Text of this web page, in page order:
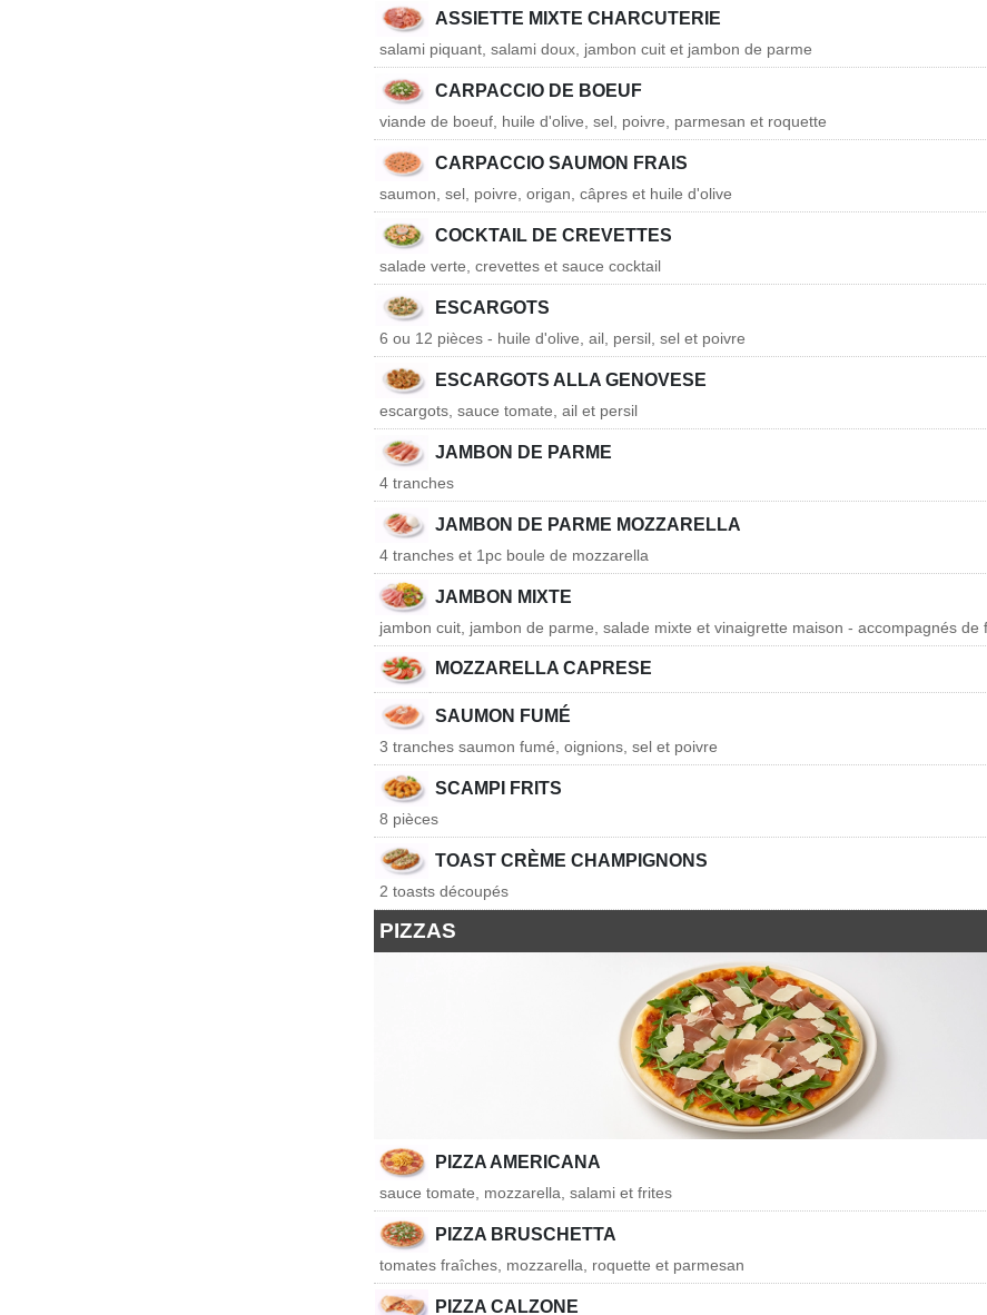
ASSIETTE MIXTE CHARCUTERIE
salami piquant, salami doux, jambon cuit et jambon de parme
CARPACCIO DE BOEUF
viande de boeuf, huile d'olive, sel, poivre, parmesan et roquette
CARPACCIO SAUMON FRAIS
saumon, sel, poivre, origan, câpres et huile d'olive
COCKTAIL DE CREVETTES
salade verte, crevettes et sauce cocktail
ESCARGOTS
6 ou 12 pièces - huile d'olive, ail, persil, sel et poivre
ESCARGOTS ALLA GENOVESE
escargots, sauce tomate, ail et persil
JAMBON DE PARME
4 tranches
JAMBON DE PARME MOZZARELLA
4 tranches et 1pc boule de mozzarella
JAMBON MIXTE
jambon cuit, jambon de parme, salade mixte et vinaigrette maison - accompagnés de
MOZZARELLA CAPRESE
SAUMON FUMÉ
3 tranches saumon fumé, oignions, sel et poivre
SCAMPI FRITS
8 pièces
TOAST CRÈME CHAMPIGNONS
2 toasts découpés
PIZZAS
PIZZA AMERICANA
sauce tomate, mozzarella, salami et frites
PIZZA BRUSCHETTA
tomates fraîches, mozzarella, roquette et parmesan
PIZZA CALZONE